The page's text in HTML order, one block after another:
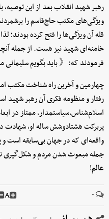
رهبر شهید انقلاب بعد از این
ویژگی‌های مکتب حاج‌قاسم را
قله آن ویژگی‌ها را فتح کرده بودند؛
خامنه‌ای شهید نیز هست. از جمله
فرمودند که:《 باید بگویم سلیمانی
چهارمین و آخرین راه شناخت مکتب
رفتار و منظومه فکری آن رهبر
اسلام‌شناس،سیاستمدار، ممتاز در
پربرکت هشتادوشش ساله او، شهادت
واقعه‌ای که در جهان بی‌سابقه است و
جمله مبعوث شدن مردم و شکل‌گیری
عالم!
۰ A